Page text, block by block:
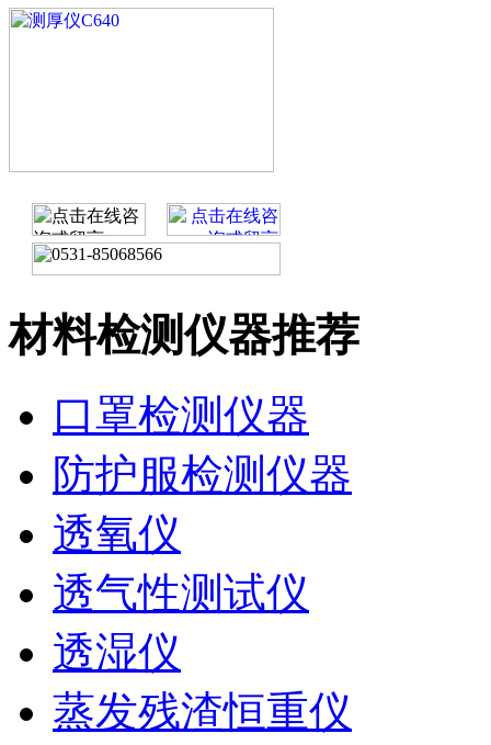
材料检测仪器推荐
口罩检测仪器
防护服检测仪器
透氧仪
透气性测试仪
透湿仪
蒸发残渣恒重仪